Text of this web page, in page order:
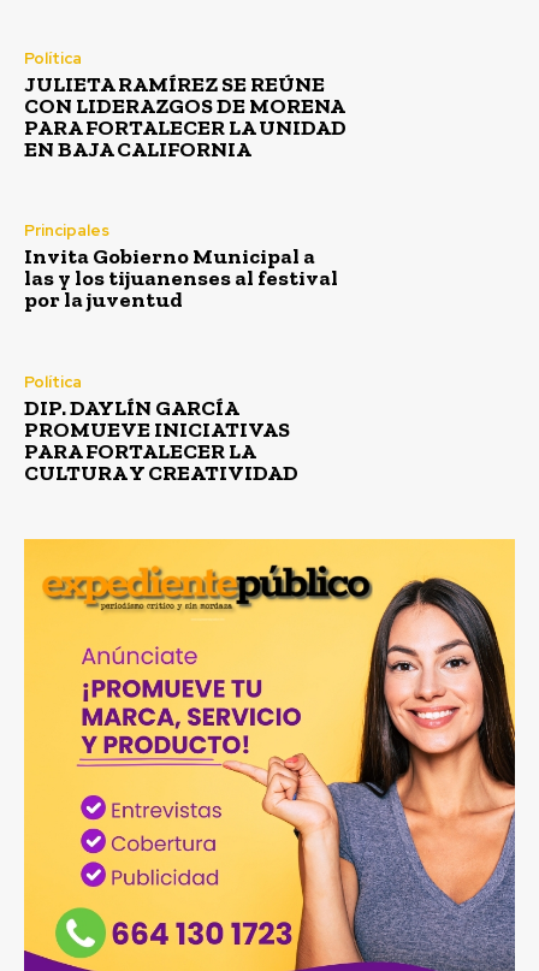
Política
JULIETA RAMÍREZ SE REÚNE
CON LIDERAZGOS DE MORENA
PARA FORTALECER LA UNIDAD
EN BAJA CALIFORNIA
Principales
Invita Gobierno Municipal a
las y los tijuanenses al festival
por la juventud
Política
DIP. DAYLÍN GARCÍA
PROMUEVE INICIATIVAS
PARA FORTALECER LA
CULTURA Y CREATIVIDAD